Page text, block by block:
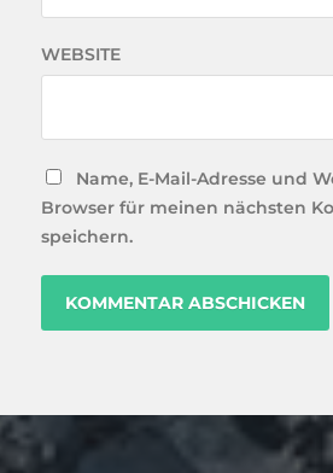
WEBSITE
Name, E-Mail-Adresse und
Browser für meinen nächsten
speichern.